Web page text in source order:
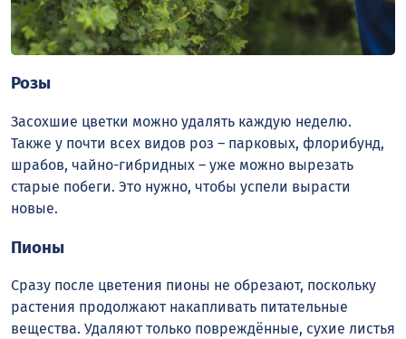
Розы
Засохшие цветки можно удалять каждую неделю.
Также у почти всех видов роз – парковых, флорибунд,
шрабов, чайно-гибридных – уже можно вырезать
старые побеги. Это нужно, чтобы успели вырасти
новые.
Пионы
Сразу после цветения пионы не обрезают, поскольку
растения продолжают накапливать питательные
вещества. Удаляют только повреждённые, сухие листья